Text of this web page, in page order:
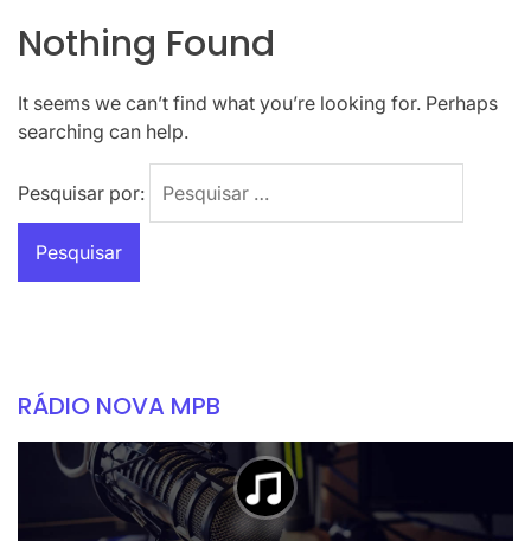
Nothing Found
It seems we can’t find what you’re looking for. Perhaps
searching can help.
Pesquisar por:
RÁDIO NOVA MPB